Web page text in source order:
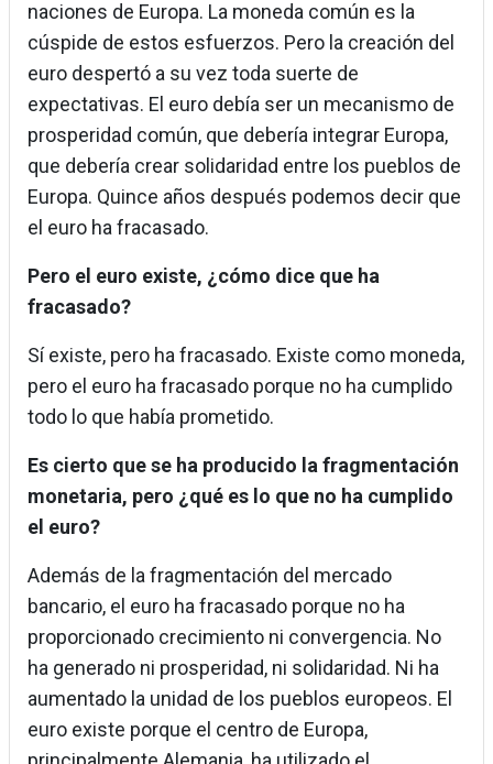
naciones de Europa. La moneda común es la
cúspide de estos esfuerzos. Pero la creación del
euro despertó a su vez toda suerte de
expectativas. El euro debía ser un mecanismo de
prosperidad común, que debería integrar Europa,
que debería crear solidaridad entre los pueblos de
Europa. Quince años después podemos decir que
el euro ha fracasado.
Pero el euro existe, ¿cómo dice que ha
fracasado?
Sí existe, pero ha fracasado. Existe como moneda,
pero el euro ha fracasado porque no ha cumplido
todo lo que había prometido.
Es cierto que se ha producido la fragmentación
monetaria, pero ¿qué es lo que no ha cumplido
el euro?
Además de la fragmentación del mercado
bancario, el euro ha fracasado porque no ha
proporcionado crecimiento ni convergencia. No
ha generado ni prosperidad, ni solidaridad. Ni ha
aumentado la unidad de los pueblos europeos. El
euro existe porque el centro de Europa,